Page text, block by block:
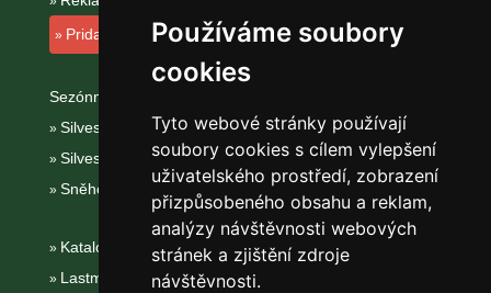
Používáme soubory
cookies
Tyto webové stránky používají
soubory cookies s cílem vylepšení
uživatelského prostředí, zobrazení
přizpůsobeného obsahu a reklam,
analýzy návštěvnosti webových
stránek a zjištění zdroje
návštěvnosti.
Pridanie ubytovacieho zariadenia
Sezónní odkazy:
Silvester Západní Tatry
Silvestr na horách 2025/26
Sněhové zpravodajství
Katalog ubytování Západní Tatry
Lastminute Západní Tatry